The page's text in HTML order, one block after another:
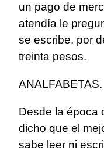
un pago de
atendía le
se escribe, por
treinta pesos.
ANALFABETAS.
Desde la época
dicho que el
sabe leer ni